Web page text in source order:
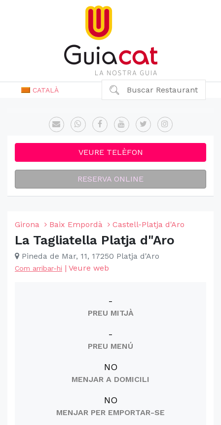
CATALÀ Buscar Restaurant
VEURE TELÈFON
RESERVA ONLINE
Girona Baix Empordà Castell-Platja d'Aro
La Tagliatella Platja d"Aro
Pineda de Mar, 11, 17250 Platja d'Aro
Com arribar-hi | Veure web
-
PREU MITJÀ
-
PREU MENÚ
NO
MENJAR A DOMICILI
NO
MENJAR PER EMPORTAR-SE